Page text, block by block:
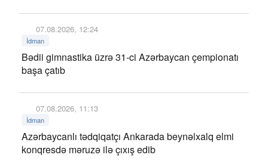
07.08.2026, 12:24
İdman
Bədii gimnastika üzrə 31-ci Azərbaycan çempionatı
başa çatıb
07.08.2026, 11:13
İdman
Azərbaycanlı tədqiqatçı Ankarada beynəlxalq elmi
konqresdə məruzə ilə çıxış edib